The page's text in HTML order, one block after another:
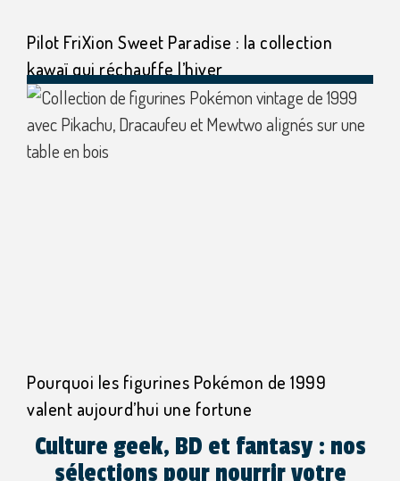
Pilot FriXion Sweet Paradise : la collection
kawaï qui réchauffe l’hiver
Pourquoi les figurines Pokémon de 1999
valent aujourd’hui une fortune
Culture geek, BD et fantasy : nos
sélections pour nourrir votre